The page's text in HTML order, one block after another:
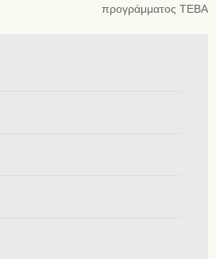
προγράμματος ΤΕΒΑ